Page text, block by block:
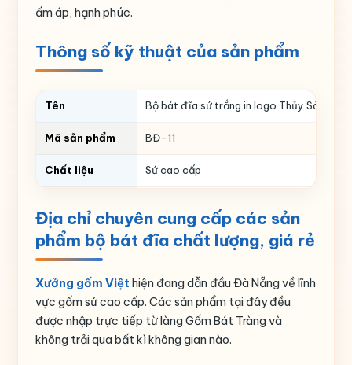
ấm áp, hạnh phúc.
Thông số kỹ thuật của sản phẩm
Tên Bộ bát đĩa sứ trắng in logo Thủy Sản 365
Mã sản phẩm BĐ-11
Chất liệu Sứ cao cấp
Họa tiết in logo Thủy Sản 365
Thương hiệu Bát Tràng
Địa chỉ chuyên cung cấp các sản
phẩm bộ bát đĩa chất lượng, giá rẻ
Xưởng gốm Việt hiện đang dẫn đầu Đà Nẵng về lĩnh
vực gốm sứ cao cấp. Các sản phẩm tại đây đều
được nhập trực tiếp từ làng Gốm Bát Tràng và
không trải qua bất kì không gian nào.